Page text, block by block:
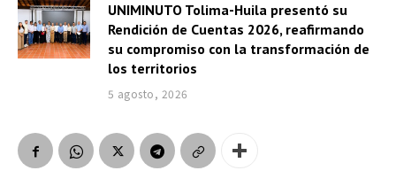
UNIMINUTO Tolima-Huila presentó su
Rendición de Cuentas 2026, reafirmando
su compromiso con la transformación de
los territorios
5 agosto, 2026